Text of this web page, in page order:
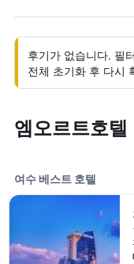
후기가 없습니다. 필
전체 초기화 후 다시
엠오르트호
여수 베스트 호텔